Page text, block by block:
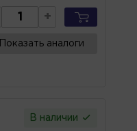
+
Показать аналоги
В наличии